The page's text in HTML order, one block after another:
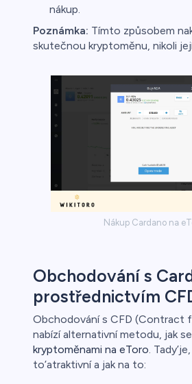
nákup.
Poznámka: Tímto způsobem
skutečnou kryptoměnu, nikoli
Nákup Cardano na
Obchodování s
prostřednictvím
Obchodování s CFD (Contract
nabízí alternativní metodu, jak
kryptoměnami na eToro.
to’atraktivní a jak na to: